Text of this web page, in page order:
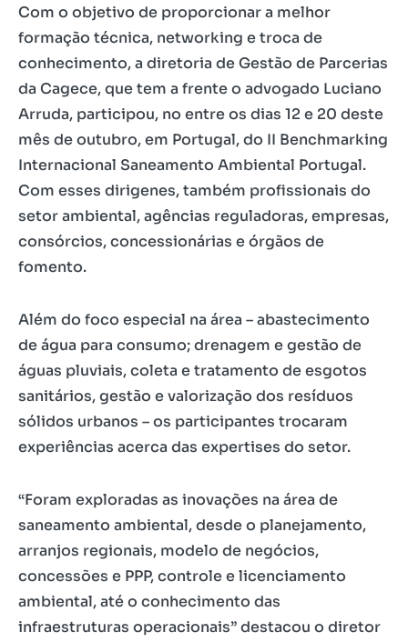
Com o objetivo de proporcionar a melhor
formação técnica, networking e troca de
conhecimento, a diretoria de Gestão de Parcerias
da Cagece, que tem a frente o advogado Luciano
Arruda, participou, no entre os dias 12 e 20 deste
mês de outubro, em Portugal, do II Benchmarking
Internacional Saneamento Ambiental Portugal.
Com esses dirigenes, também profissionais do
setor ambiental, agências reguladoras, empresas,
consórcios, concessionárias e órgãos de
fomento.
Além do foco especial na área – abastecimento
de água para consumo; drenagem e gestão de
águas pluviais, coleta e tratamento de esgotos
sanitários, gestão e valorização dos resíduos
sólidos urbanos – os participantes trocaram
experiências acerca das expertises do setor.
“Foram exploradas as inovações na área de
saneamento ambiental, desde o planejamento,
arranjos regionais, modelo de negócios,
concessões e PPP, controle e licenciamento
ambiental, até o conhecimento das
infraestruturas operacionais” destacou o diretor